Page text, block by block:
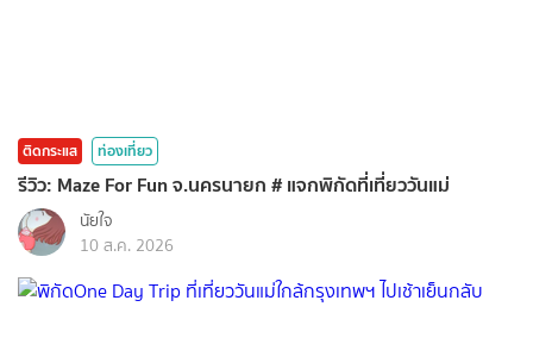
ติดกระแส ท่องเที่ยว
รีวิว: Maze For Fun จ.นครนายก # แจกพิกัดที่เที่ยววันแม่
นัยใจ
10 ส.ค. 2026